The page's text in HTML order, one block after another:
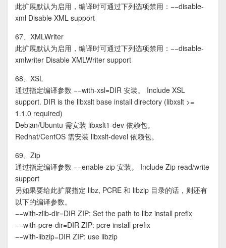
此扩展默认为启用，编译时可通过下列选项禁用：−−disable-
xml Disable XML support
67、XMLWriter
此扩展默认为启用，编译时可通过下列选项禁用：−−disable-
xmlwriter Disable XMLWriter support
68、XSL
通过指定编译参数 −−with-xsl=DIR 安装。 Include XSL
support. DIR is the libxslt base install directory (libxslt >=
1.1.0 required)
Debian/Ubuntu 需安装 libxslt1-dev 依赖包。
Redhat/CentOS 需安装 libxslt-devel 依赖包。
69、Zip
通过指定编译参数 −−enable-zip 安装。 Include Zip read/write
support
另如果要给此扩展指定 libz, PCRE 和 libzip 目录的话，则还有
以下的编译参数。
−−with-zlib-dir=DIR ZIP: Set the path to libz install prefix
−−with-pcre-dir=DIR ZIP: pcre install prefix
−−with-libzip=DIR ZIP: use libzip